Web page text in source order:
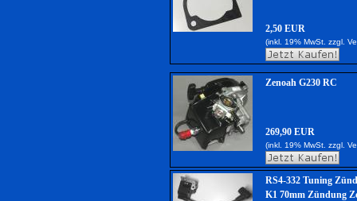
2,50 EUR
(inkl. 19% MwSt. zzgl.
Zenoah G230 RC
269,90 EUR
(inkl. 19% MwSt. zzgl.
RS4-332 Tuning
K1 70mm Zündung